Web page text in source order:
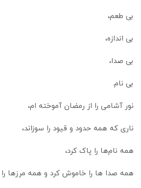
بی طعم،
بی اندازه،
بی صدا،
بی نام.
نور آشامی را از رمضان آموخته ام،
ناری که همه حدود و قیود را سوزاند،
همه نام‌ها را پاک کرد،
همه صدا ها را خاموش کرد و همه مرزها